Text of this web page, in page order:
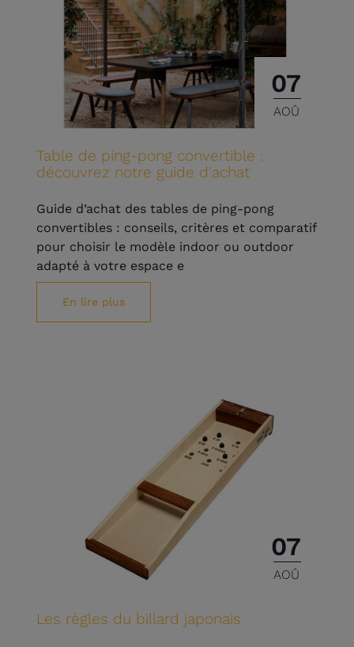
07
AOÛ
Table de ping-pong convertible :
découvrez notre guide d'achat
Guide d’achat des tables de ping-pong
convertibles : conseils, critères et comparatif
pour choisir le modèle indoor ou outdoor
adapté à votre espace e
En lire plus
07
AOÛ
Les règles du billard japonais